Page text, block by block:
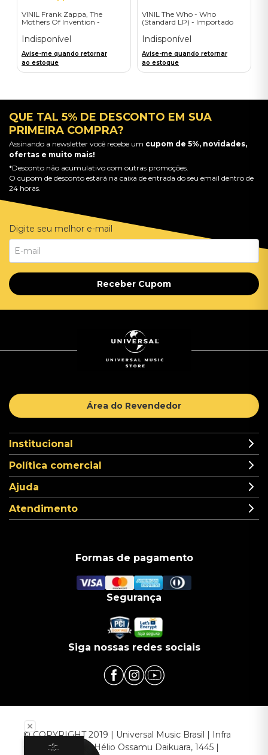
VINIL Frank Zappa, The
Mothers Of Invention -
The Mothers - Importado
Indisponível
Avise-me quando retornar
ao estoque
VINIL The Who - Who
(Standard LP) - Importado
Indisponível
Avise-me quando retornar
ao estoque
QUE TAL 5% DE DESCONTO EM SUA
PRIMEIRA COMPRA?
Assinando a newsletter você recebe um cupom de 5%, novidades,
ofertas e muito mais!
*Desconto não acumulativo com outras promoções.
O cupom de desconto estará na caixa de entrada do seu email dentro de
24 horas.
Digite seu melhor e-mail
Receber Cupom
Área do Revendedor
Institucional
Política comercial
Ajuda
Atendimento
Formas de pagamento
Segurança
Siga nossas redes sociais
© COPYRIGHT 2019 | Universal Music Brasil | Infra
Commerce - Av. Hélio Ossamu Daikuara, 1445 |